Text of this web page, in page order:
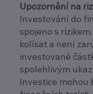
Upozornění na
Investování do
spojeno s
kolísat a není
investované
spolehlivým
Investice mohou